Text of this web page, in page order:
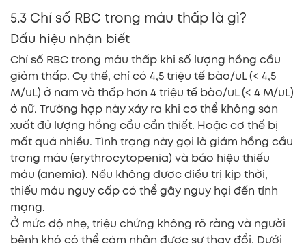
5.3 Chỉ số RBC trong máu thấp là gì?
Dấu hiệu nhận biết
Chỉ số RBC trong máu thấp khi số lượng hồng cầu
giảm thấp. Cụ thể, chỉ có 4,5 triệu tế bào/uL (< 4,5
M/uL) ở nam và thấp hơn 4 triệu tế bào/uL (< 4 M/uL)
ở nữ. Trường hợp này xảy ra khi cơ thể không sản
xuất đủ lượng hồng cầu cần thiết. Hoặc cơ thể bị
mất quá nhiều. Tình trạng này gọi là giảm hồng cầu
trong máu (erythrocytopenia) và báo hiệu thiếu
máu (anemia). Nếu không được điều trị kịp thời,
thiếu máu nguy cấp có thể gây nguy hại đến tính
mạng.
Ở mức độ nhẹ, triệu chứng không rõ ràng và người